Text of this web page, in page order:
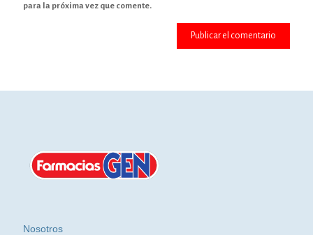
para la próxima vez que comente.
Nosotros